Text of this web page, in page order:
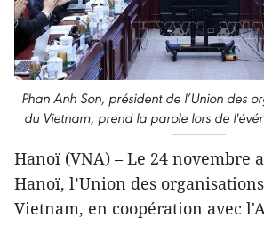
Phan Anh Son, président de l’Union des
du Vietnam, prend la parole lors de
Hanoï (VNA) – Le 24 novembre
Hanoï, l’Union des
Vietnam, en coopération avec